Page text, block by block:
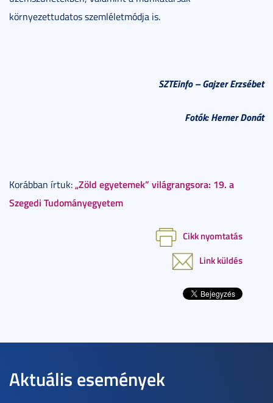
környezettudatos szemléletmódja is.
SZTEinfo – Gajzer Erzsébet
Fotók: Herner Donát
Korábban írtuk: „Zöld egyetemek” világrangsora: 19. a
Szegedi Tudományegyetem
Cikk nyomtatás
Link küldés
Aktuális események